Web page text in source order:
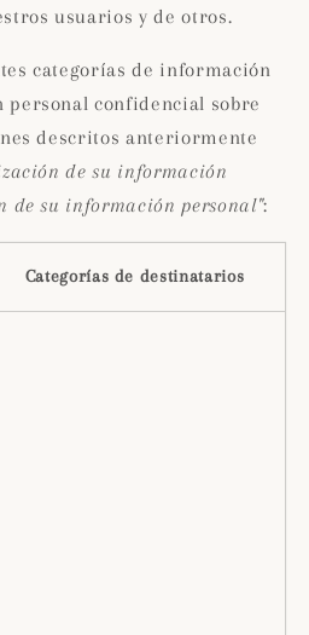
usuarios y de otros.
categorías de información
confidencial sobre
descritos anteriormente
de su información
de su información personal":
Categorías de destinatarios